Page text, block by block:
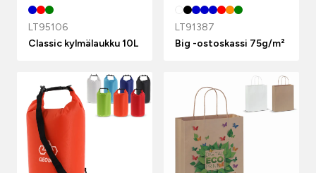
LT95106
Classic kylmälaukku 10L
LT91387
Big -ostoskassi 75g/m²